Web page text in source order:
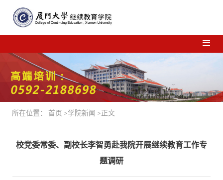
所在位置： 首页 >学院新闻 >正文
校党委常委、副校长李智勇赴我院开展继续教育工作专
题调研